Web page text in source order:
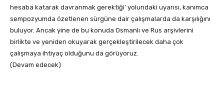
hesaba katarak davranmak gerektiği’ yolundaki uyarısı, kanımca
sempozyumda özetlenen sürgüne dair çalışmalarda da karşılığını
buluyor. Ancak yine de bu konuda Osmanlı ve Rus arşivlerini
birlikte ve yeniden okuyarak gerçekleştirilecek daha çok
çalışmaya ihtiyaç olduğunu da görüyoruz.
(Devam edecek)